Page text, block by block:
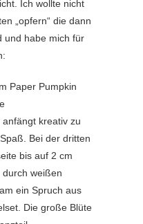
Ich wollte nicht
„opfern“ die dann
und habe mich für
kreativ zu
Bei der dritten
bis auf 2 cm
weißen
ein Spruch aus
Die große Blüte